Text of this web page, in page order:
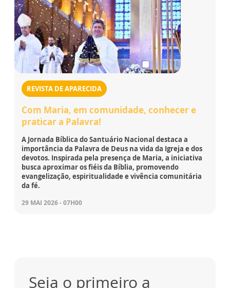
REVISTA DE APARECIDA
Com Maria, em comunidade, conhecer e
praticar a Palavra!
A Jornada Bíblica do Santuário Nacional destaca a
importância da Palavra de Deus na vida da Igreja e dos
devotos. Inspirada pela presença de Maria, a iniciativa
busca aproximar os fiéis da Bíblia, promovendo
evangelização, espiritualidade e vivência comunitária
da fé.
29 MAI 2026 - 07H00
Seja o primeiro a